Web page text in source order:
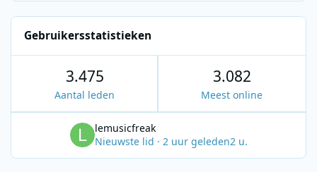
Gebruikersstatistieken
3.475
Aantal leden
3.082
Meest online
lemusicfreak
Nieuwste lid · 2 uur geleden2 u.